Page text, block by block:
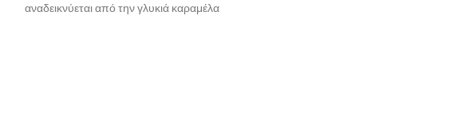
αναδεικνύεται από την γλυκιά καραμέλα